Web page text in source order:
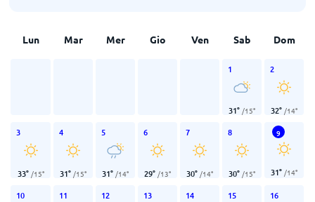
Lun Mar Mer Gio Ven Sab Dom
1
31° /15°
2
32° /14°
3
33° /15°
4
31° /15°
5
31° /14°
6
29° /13°
7
30° /14°
8
30° /15°
9
31° /14°
10 11 12 13 14 15 16